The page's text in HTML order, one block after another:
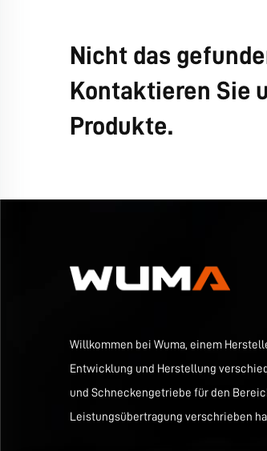
Nicht das
Kontaktieren Sie
Produkte.
Willkommen bei Wuma, einem
Entwicklung und Herstellung
und Schneckengetriebe für den
Leistungsübertragung verschrieben